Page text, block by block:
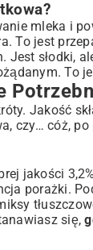
mleka i
jest
słodki,
To
Jakość
czy… cóż,
jakości
porażki.
się,